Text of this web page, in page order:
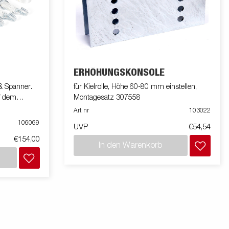
Spanner.
dem
106069
€154,00
ERHÖHUNGSKONSOLE
für Kielrolle, Höhe 60-80 mm einstellen,
Montagesatz 307558
Art nr 103022
UVP €54,54
In den Warenkorb